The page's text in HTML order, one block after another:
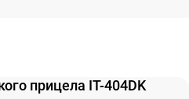
прицела IT-404DK